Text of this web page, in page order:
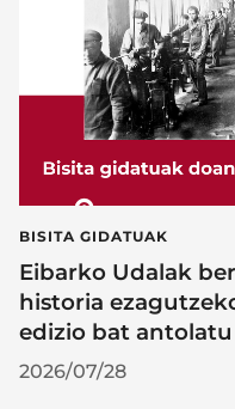
BISITA GIDATUAK
Eibarko Udalak
historia
edizio bat
2026/07/28